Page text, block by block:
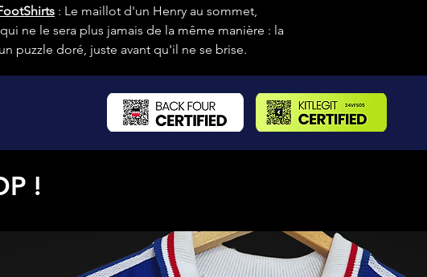
: Le maillot d'un Henry au sommet,
ne le sera plus jamais de la même manière : la
puzzle doré, juste avant qu'il ne se brise.
!